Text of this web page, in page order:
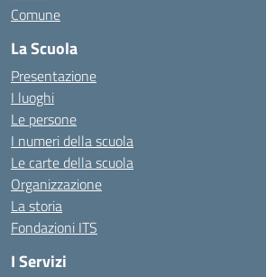
Comune
La Scuola
Presentazione
I luoghi
Le persone
I numeri della scuola
Le carte della scuola
Organizzazione
La storia
Fondazioni ITS
I Servizi